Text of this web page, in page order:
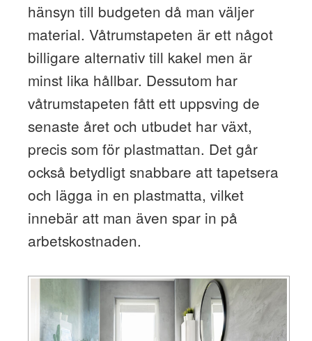
hänsyn till budgeten då man väljer
material. Våtrumstapeten är ett något
billigare alternativ till kakel men är
minst lika hållbar. Dessutom har
våtrumstapeten fått ett uppsving de
senaste året och utbudet har växt,
precis som för plastmattan. Det går
också betydligt snabbare att tapetsera
och lägga in en plastmatta, vilket
innebär att man även spar in på
arbetskostnaden.